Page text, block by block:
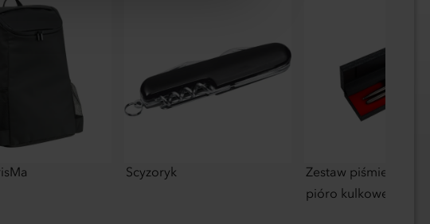
Scyzoryk
Zestaw piśmienny
pióro kulkowe Pierre